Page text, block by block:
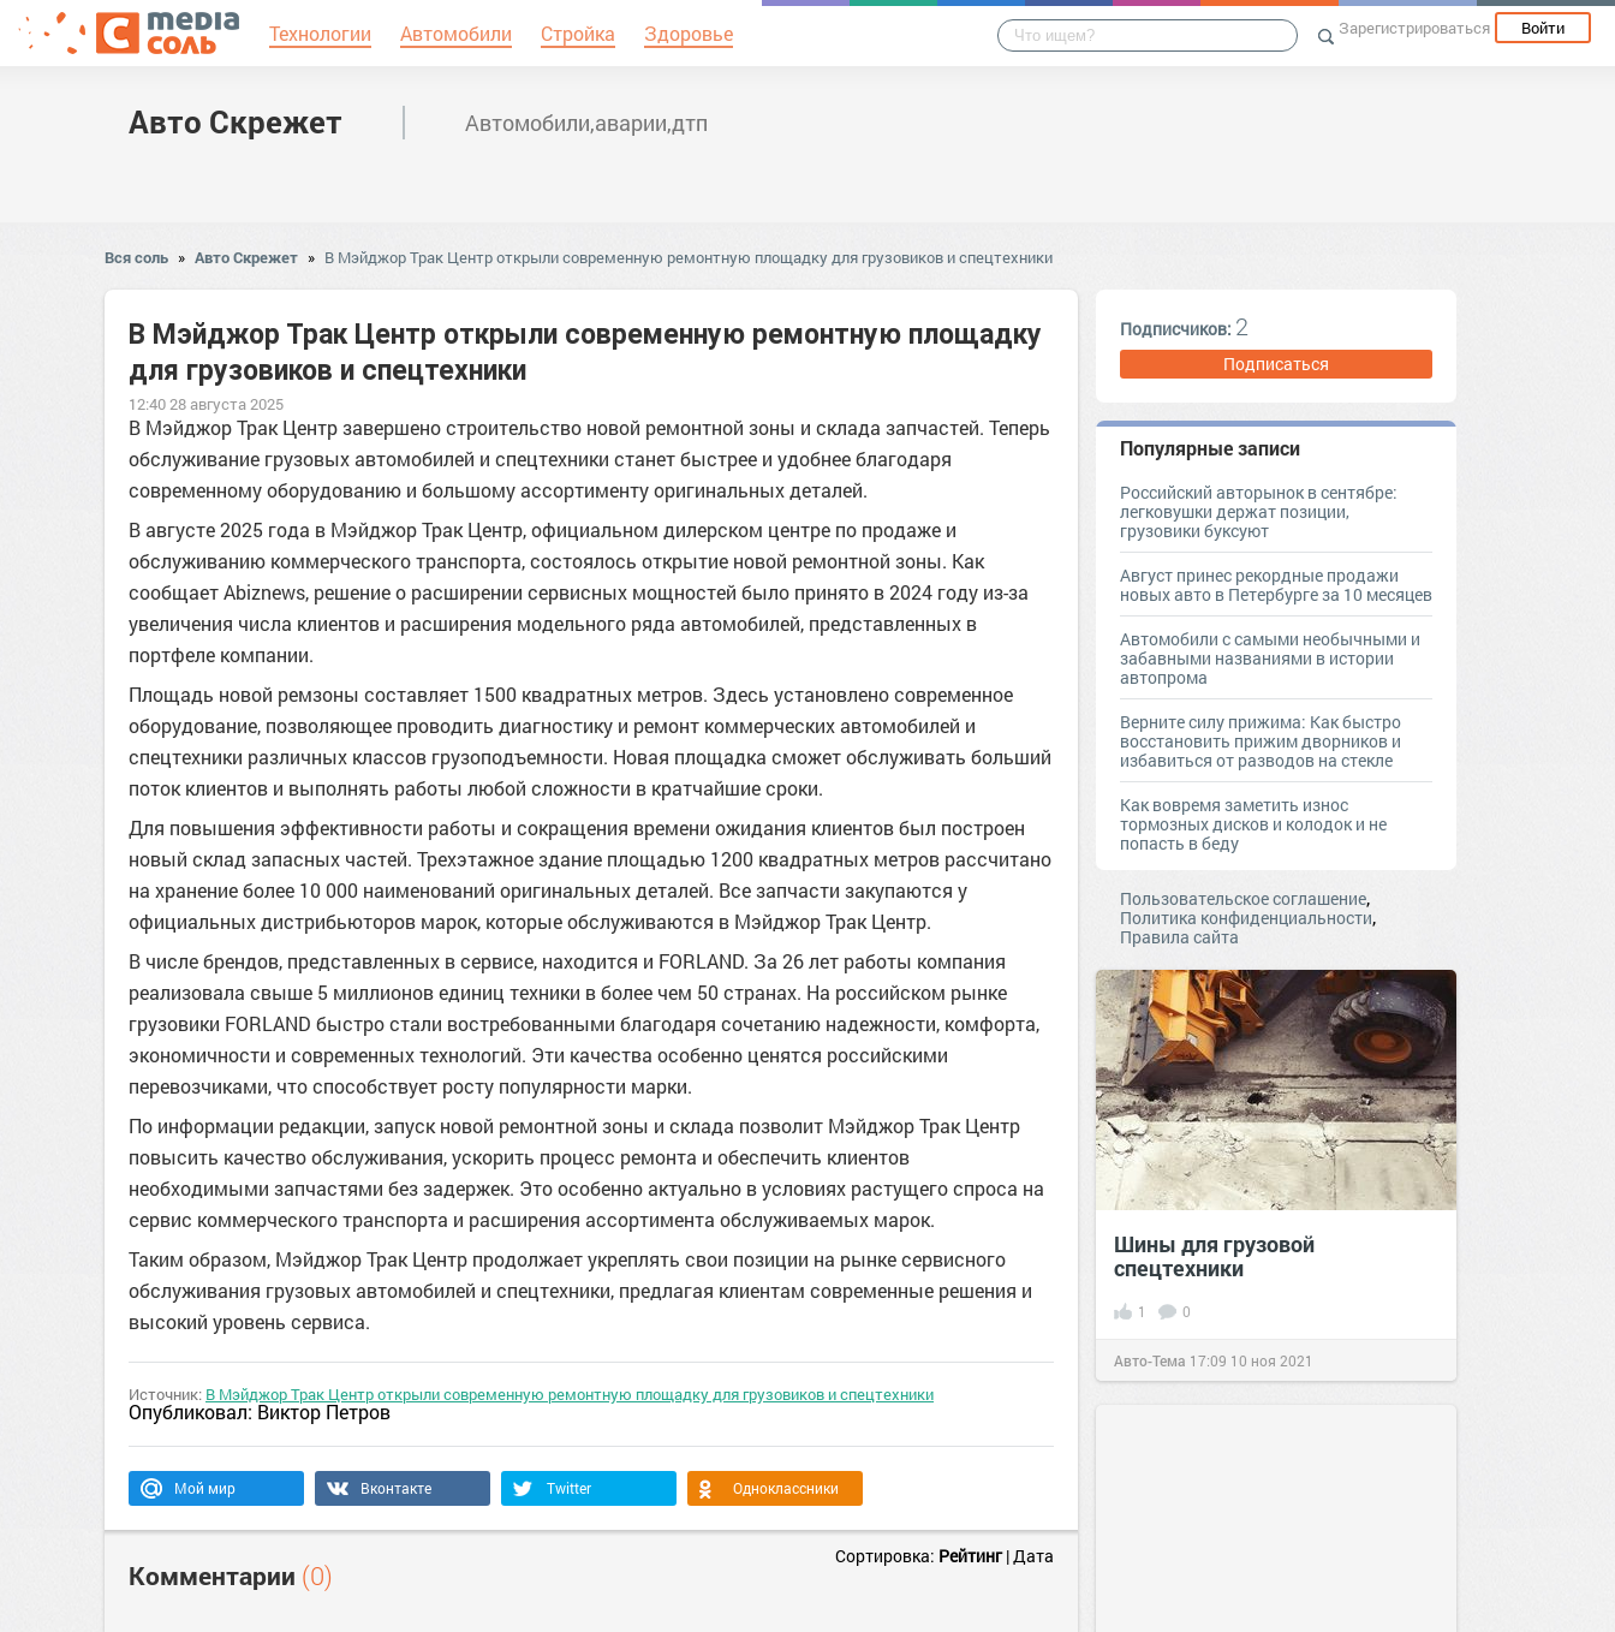
Технологии Автомобили Стройка Здоровье Зарегистрироваться Войти
Авто Скрежет Автомобили,аварии,дтп
Вся соль » Авто Скрежет » В Мэйджор Трак Центр открыли современную ремонтную площадку для грузовиков и спецтехники
В Мэйджор Трак Центр открыли современную ремонтную площадку
для грузовиков и спецтехники
12:40 28 августа 2025
В Мэйджор Трак Центр завершено строительство новой ремонтной зоны и склада запчастей. Теперь
обслуживание грузовых автомобилей и спецтехники станет быстрее и удобнее благодаря
современному оборудованию и большому ассортименту оригинальных деталей.
В августе 2025 года в Мэйджор Трак Центр, официальном дилерском центре по продаже и
обслуживанию коммерческого транспорта, состоялось открытие новой ремонтной зоны. Как
сообщает Abiznews, решение о расширении сервисных мощностей было принято в 2024 году из-за
увеличения числа клиентов и расширения модельного ряда автомобилей, представленных в
портфеле компании.
Площадь новой ремзоны составляет 1500 квадратных метров. Здесь установлено современное
оборудование, позволяющее проводить диагностику и ремонт коммерческих автомобилей и
спецтехники различных классов грузоподъемности. Новая площадка сможет обслуживать больший
поток клиентов и выполнять работы любой сложности в кратчайшие сроки.
Для повышения эффективности работы и сокращения времени ожидания клиентов был построен
новый склад запасных частей. Трехэтажное здание площадью 1200 квадратных метров рассчитано
на хранение более 10 000 наименований оригинальных деталей. Все запчасти закупаются у
официальных дистрибьюторов марок, которые обслуживаются в Мэйджор Трак Центр.
В числе брендов, представленных в сервисе, находится и FORLAND. За 26 лет работы компания
реализовала свыше 5 миллионов единиц техники в более чем 50 странах. На российском рынке
грузовики FORLAND быстро стали востребованными благодаря сочетанию надежности, комфорта,
экономичности и современных технологий. Эти качества особенно ценятся российскими
перевозчиками, что способствует росту популярности марки.
По информации редакции, запуск новой ремонтной зоны и склада позволит Мэйджор Трак Центр
повысить качество обслуживания, ускорить процесс ремонта и обеспечить клиентов
необходимыми запчастями без задержек. Это особенно актуально в условиях растущего спроса на
сервис коммерческого транспорта и расширения ассортимента обслуживаемых марок.
Таким образом, Мэйджор Трак Центр продолжает укреплять свои позиции на рынке сервисного
обслуживания грузовых автомобилей и спецтехники, предлагая клиентам современные решения и
высокий уровень сервиса.
Источник: В Мэйджор Трак Центр открыли современную ремонтную площадку для грузовиков и спецтехники
Опубликовал: Виктор Петров
Мой мир Вконтакте Twitter Одноклассники
Комментарии (0)
Сортировка: Рейтинг|Дата
Подписчиков: 2
Подписаться
Популярные записи
Российский авторынок в сентябре:
легковушки держат позиции,
грузовики буксуют
Август принес рекордные продажи
новых авто в Петербурге за 10 месяцев
Автомобили с самыми необычными и
забавными названиями в истории
автопрома
Верните силу прижима: Как быстро
восстановить прижим дворников и
избавиться от разводов на стекле
Как вовремя заметить износ
тормозных дисков и колодок и не
попасть в беду
Пользовательское соглашение,
Политика конфиденциальности,
Правила сайта
Шины для грузовой
спецтехники
1 0
Авто-Тема 17:09 10 ноя 2021